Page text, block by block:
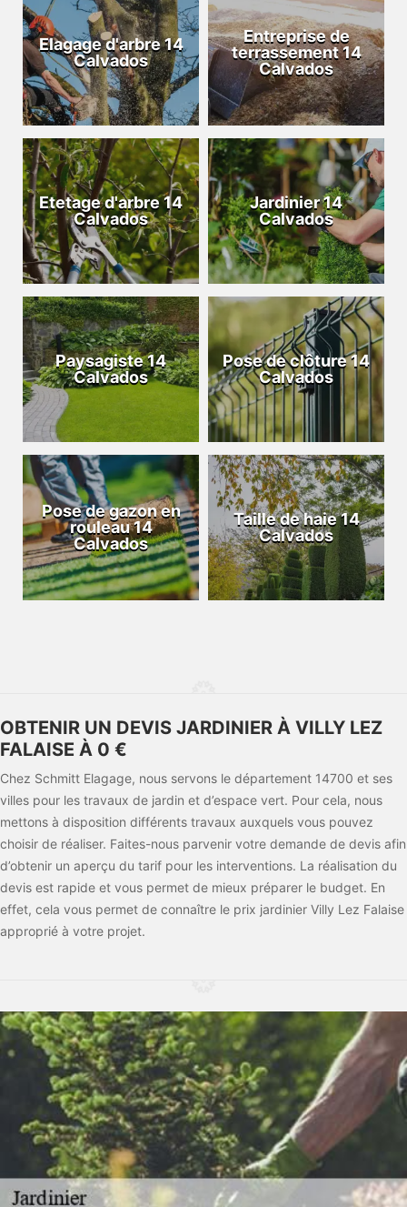
Elagage d'arbre 14
Calvados
Entreprise de
terrassement 14
Calvados
Etetage d'arbre 14
Calvados
Jardinier 14
Calvados
Paysagiste 14
Calvados
Pose de clôture 14
Calvados
Pose de gazon en
rouleau 14
Calvados
Taille de haie 14
Calvados
OBTENIR UN DEVIS JARDINIER À VILLY LEZ
FALAISE À 0 €
Chez Schmitt Elagage, nous servons le département 14700 et ses
villes pour les travaux de jardin et d’espace vert. Pour cela, nous
mettons à disposition différents travaux auxquels vous pouvez
choisir de réaliser. Faites-nous parvenir votre demande de devis afin
d’obtenir un aperçu du tarif pour les interventions. La réalisation du
devis est rapide et vous permet de mieux préparer le budget. En
effet, cela vous permet de connaître le prix jardinier Villy Lez Falaise
approprié à votre projet.